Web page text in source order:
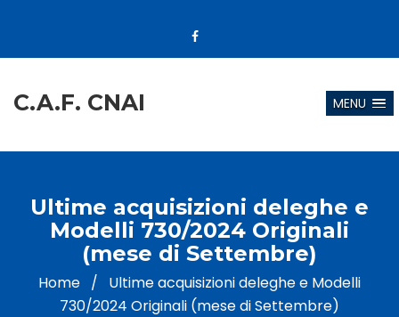
C.A.F. CNAI MENU
Ultime acquisizioni deleghe e
Modelli 730/2024 Originali
(mese di Settembre)
Home / Ultime acquisizioni deleghe e Modelli
730/2024 Originali (mese di Settembre)